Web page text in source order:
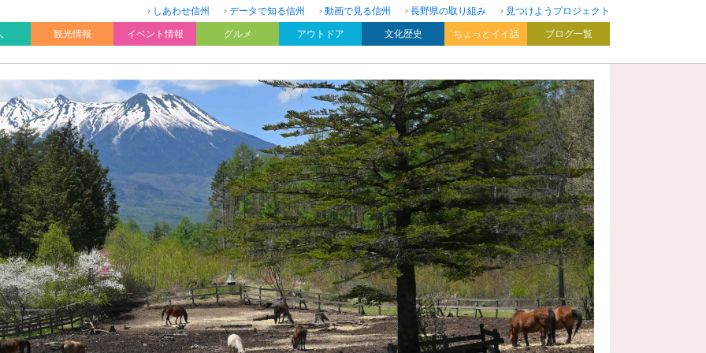
しあわせ信州 データで知る信州 動画で見る信州 長野県の取り組み
見つけようプロジェクト
観光情報 イベント情報 グルメ アウトドア 文化歴史 ちょっとイイ話 ブログ一覧